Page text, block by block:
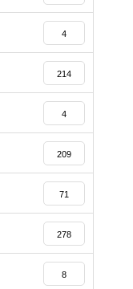
4
214
4
209
71
278
8